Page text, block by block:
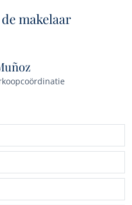
makelaar